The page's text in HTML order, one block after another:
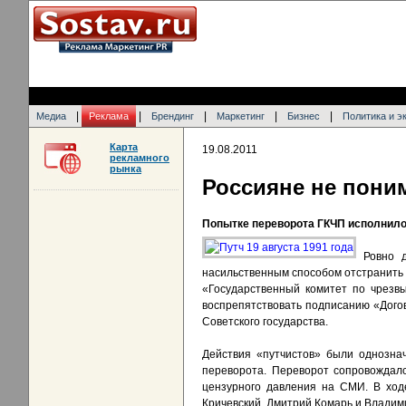
Медиа Реклама Брендинг Маркетинг Бизнес Политика и
19.08.2011
Россияне не
Попытке переворота ГКЧП
Ровно
насильственным способом
«Государственный комитет по
воспрепятствовать подписанию
Советского государства.
Действия «путчистов» были
переворота. Переворот
цензурного давления на СМИ. В
Кричевский, Дмитрий Комарь и
Карта
рекламного
рынка